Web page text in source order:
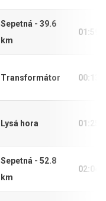
Sepetná - 39.6
km
Transformátor
Lysá hora
Sepetná - 52.8
km